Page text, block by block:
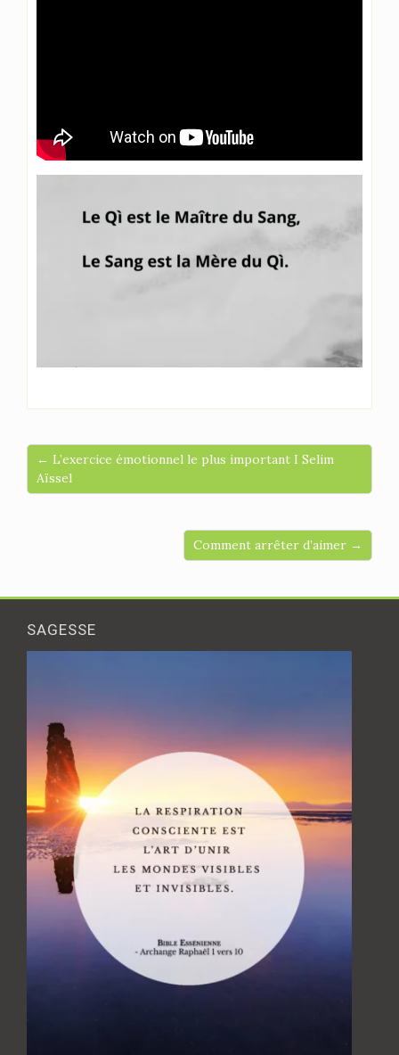
← L’exercice émotionnel le plus important I Selim
Aïssel
Comment arrêter d’aimer →
SAGESSE